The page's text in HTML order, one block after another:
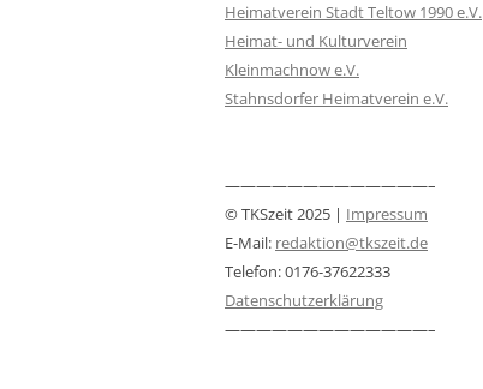
Heimatverein Stadt Teltow 1990 e.V.
Heimat- und Kulturverein
Kleinmachnow e.V.
Stahnsdorfer Heimatverein e.V.
—————————————–
© TKSzeit 2025 | Impressum
E-Mail: redaktion@tkszeit.de
Telefon: 0176-37622333
Datenschutzerklärung
—————————————–